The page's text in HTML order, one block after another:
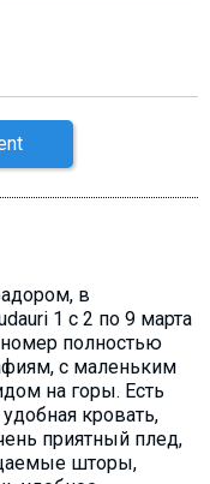
в
1 с 2 по 9 марта
полностью
с маленьким
на горы. Есть
кровать,
приятный плед,
шторы,